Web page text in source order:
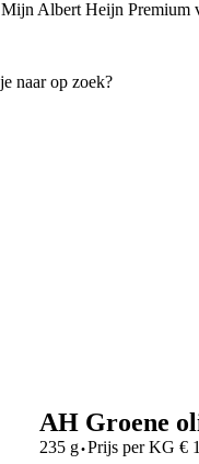
Mijn Albert Heijn Premium
AH Groene
235 g·Prijs per KG €